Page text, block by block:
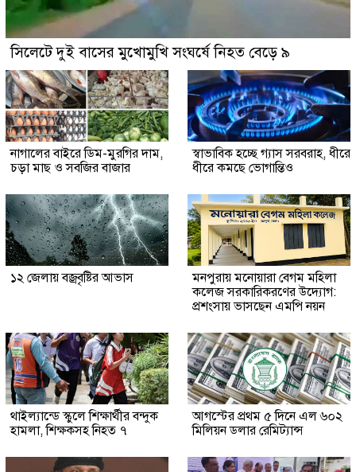
সিলেটে দুই বাসের মুখোমুখি সংঘর্ষে নিহত বেড়ে ৯
নাগালের বাইরে ডিম-মুরগির দাম,
চড়া মাছ ও সবজির বাজার
স্বাভাবিক হচ্ছে গ্যাস সরবরাহ, ধীরে
ধীরে কমছে ভোগান্তিও
১২ জেলায় বজ্রবৃষ্টির আভাস
মনপুরায় মনোয়ারা বেগম মহিলা
কলেজ সরকারিকরণের উদ্যোগ:
প্রশংসায় ভাসছেন এমপি নয়ন
থাইল্যান্ডে স্কুলে শিক্ষার্থীর বন্দুক
হামলা, শিক্ষকসহ নিহত ৭
আগস্টের প্রথম ৫ দিনে এল ৬০২
মিলিয়ন ডলার রেমিট্যান্স